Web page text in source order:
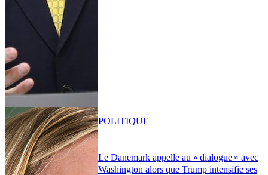
Le Danemark appelle au « dialogue » avec
Washington alors que Trump intensifie ses
POLITIQUE